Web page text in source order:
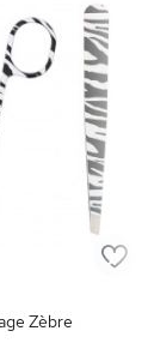
Zèbre